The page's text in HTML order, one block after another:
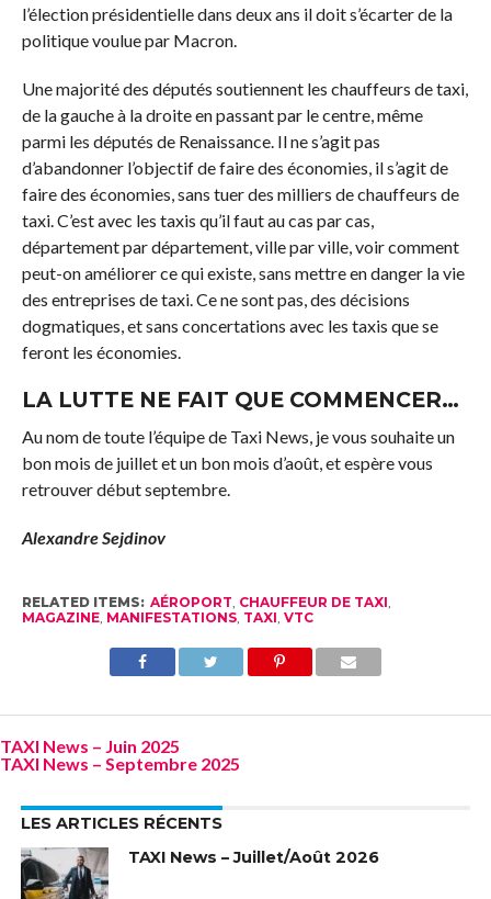
l’élection présidentielle dans deux ans il doit s’écarter de la
politique voulue par Macron.
Une majorité des députés soutiennent les chauffeurs de taxi,
de la gauche à la droite en passant par le centre, même
parmi les députés de Renaissance. Il ne s’agit pas
d’abandonner l’objectif de faire des économies, il s’agit de
faire des économies, sans tuer des milliers de chauffeurs de
taxi. C’est avec les taxis qu’il faut au cas par cas,
département par département, ville par ville, voir comment
peut-on améliorer ce qui existe, sans mettre en danger la vie
des entreprises de taxi. Ce ne sont pas, des décisions
dogmatiques, et sans concertations avec les taxis que se
feront les économies.
LA LUTTE NE FAIT QUE COMMENCER…
Au nom de toute l’équipe de Taxi News, je vous souhaite un
bon mois de juillet et un bon mois d’août, et espère vous
retrouver début septembre.
Alexandre Sejdinov
RELATED ITEMS: AÉROPORT, CHAUFFEUR DE TAXI,
MAGAZINE, MANIFESTATIONS, TAXI, VTC
TAXI News – Juin 2025
TAXI News – Septembre 2025
LES ARTICLES RÉCENTS
TAXI News – Juillet/Août 2026